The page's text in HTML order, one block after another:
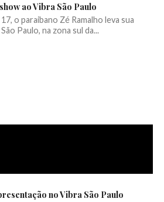
ao Vibra São Paulo
o paraibano Zé Ramalho leva sua
Paulo, na zona sul da...
no Vibra São Paulo